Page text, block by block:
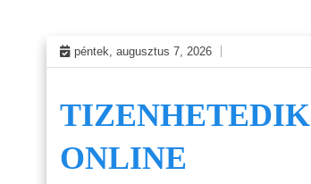
Skip
to
péntek, augusztus 7, 2026
TIZENHETEDIK
ONLINE